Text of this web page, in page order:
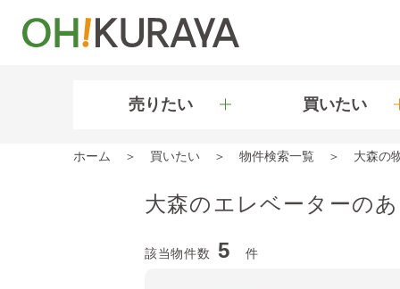
売りたい 買いたい
ホーム 買いたい 物件検索一覧 大森の
大森のエレベーターの
該当物件数 5 件